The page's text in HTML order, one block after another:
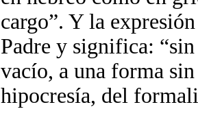
cargo”. Y la
Padre y significa:
vacío, a una forma
hipocresía, del